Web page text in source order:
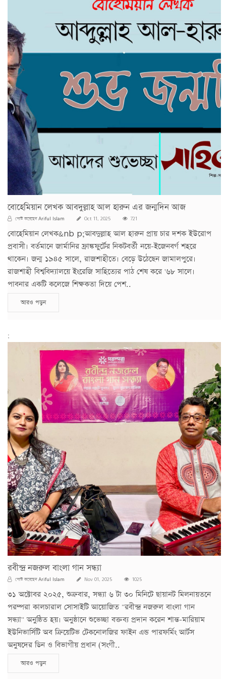
বোহেমিয়ান লেখক আবদুল্লাহ আল হারুন এর জন্মদিন আজ
পোস্ট করেছেনAriful Islam Oct 11, 2025 721
বোহেমিয়ান লেখক&nb p;আবদুল্লাহ আল হারুন প্রায় চার দশক ইউরোপ
প্রবাসী। বর্তমানে জার্মানির ফ্রাঙ্কফুর্টের নিকটবর্তী নয়ে-ইজেনবর্গ শহরে
থাকেন। জন্ম ১৯৪৫ সালে, রাজশাহীতে। বেড়ে উঠেছেন জামালপুরে।
রাজশাহী বিশ্ববিদ্যালয়ে ইংরেজি সাহিত্যের পাঠ শেষ করে '৬৮ সালে।
পাবনার একটি কলেজে শিক্ষকতা দিয়ে পেশ..
আরও পড়ুন
;
রবীন্দ্র নজরুল বাংলা গান সন্ধ্যা
পোস্ট করেছেনAriful Islam Nov 01, 2025 1025
৩১ অক্টোবর ২০২৫, শুক্রবার, সন্ধ্যা ৬ টা ৩০ মিনিটে ছায়ানট মিলনায়তনে
পরম্পরা কালচারাল সোসাইটি আয়োজিত "রবীন্দ্র নজরুল বাংলা গান
সন্ধ্যা" অনুষ্ঠিত হয়। অনুষ্ঠানে শুভেচ্ছা বক্তব্য প্রদান করেন শান্ত-মারিয়াম
ইউনিভার্সিটি অব ক্রিয়েটিভ টেকনোলজির ফাইন এন্ড পারফর্মিং আর্টস
অনুষদের ডিন ও বিভাগীয় প্রধান (সংগী..
আরও পড়ুন